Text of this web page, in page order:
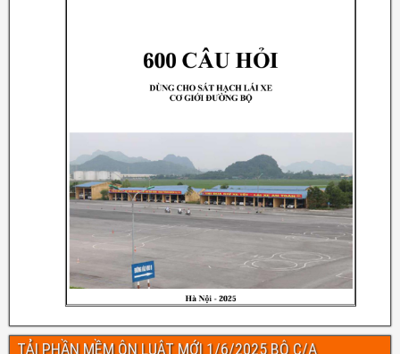
TẢI PHẦN MỀM ÔN LUẬT MỚI 1/6/2025 BỘ C/A